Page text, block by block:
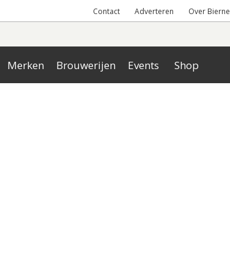
Contact Adverteren Over
Merken Brouwerijen Events Shop